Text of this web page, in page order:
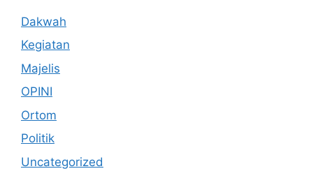
Dakwah
Kegiatan
Majelis
OPINI
Ortom
Politik
Uncategorized